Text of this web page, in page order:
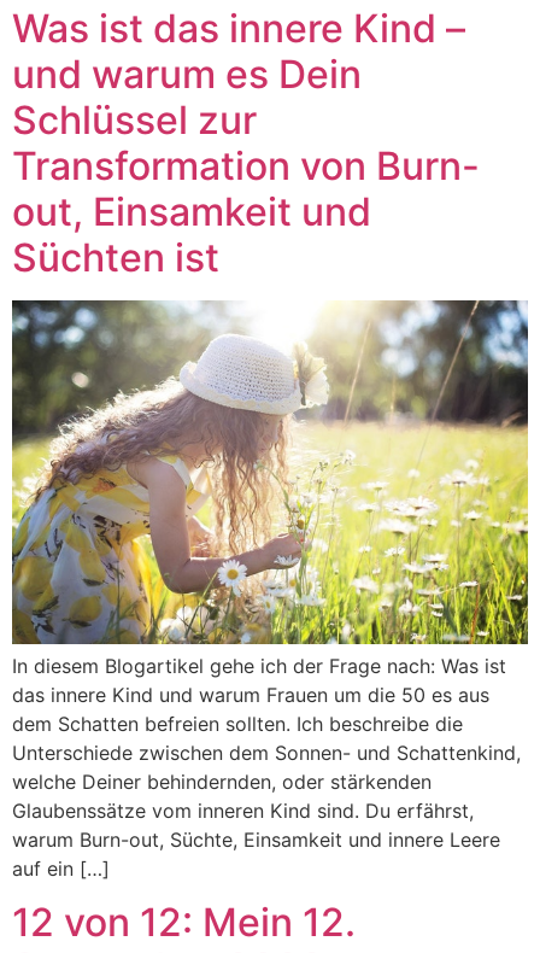
Was ist das innere Kind –
und warum es Dein
Schlüssel zur
Transformation von Burn-
out, Einsamkeit und
Süchten ist
In diesem Blogartikel gehe ich der Frage nach: Was ist
das innere Kind und warum Frauen um die 50 es aus
dem Schatten befreien sollten. Ich beschreibe die
Unterschiede zwischen dem Sonnen- und Schattenkind,
welche Deiner behindernden, oder stärkenden
Glaubenssätze vom inneren Kind sind. Du erfährst,
warum Burn-out, Süchte, Einsamkeit und innere Leere
auf ein […]
12 von 12: Mein 12.